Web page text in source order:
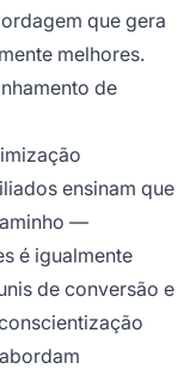
que gera
melhores.
de
ensinam que
—
é igualmente
de conversão e